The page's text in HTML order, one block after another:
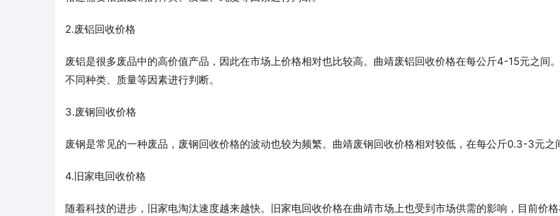
2.废铝回收价格
废铝是很多废品中的高价值产品，因此在市场上价格相对也比较高。曲靖废铝回收价格在每公斤4-15元之间
不同种类、质量等因素进行判断。
3.废钢回收价格
废钢是常见的一种废品，废钢回收价格的波动也较为频繁。曲靖废钢回收价格相对较低，在每公斤0.3-3元之
4.旧家电回收价格
随着科技的进步，旧家电淘汰速度越来越快。旧家电回收价格在曲靖市场上也受到市场供需的影响，目前价